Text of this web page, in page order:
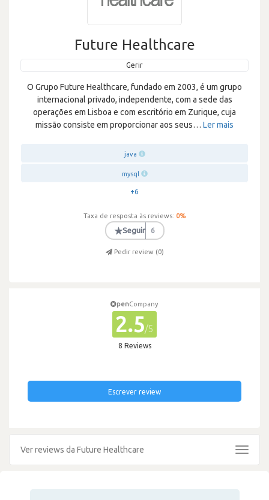
Future Healthcare
Gerir
O Grupo Future Healthcare, fundado em 2003, é um grupo
internacional privado, independente, com a sede das
operações em Lisboa e com escritório em Zurique, cuja
missão consiste em proporcionar aos seus… Ler mais
java
mysql
+6
Taxa de resposta às reviews: 0%
★Seguir 6
Pedir review (0)
penCompany
2.5/5
8 Reviews
Escrever review
Ver reviews da Future Healthcare
Toggle